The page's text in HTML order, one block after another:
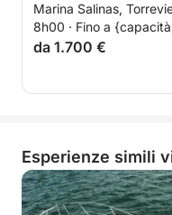
di 12 persone, con
porto turistico di
Torrevieja.
Marina Salinas,
8h00 · Fino a
da 1.700 €
Esperienze simili